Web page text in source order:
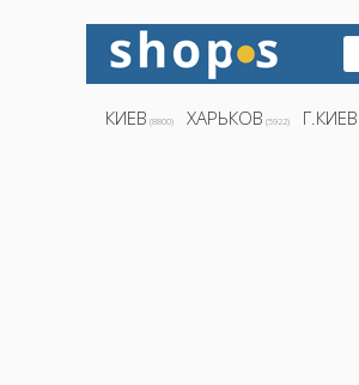
КИЕВ (8800) ХАРЬКОВ (5922) Г.КИЕВ